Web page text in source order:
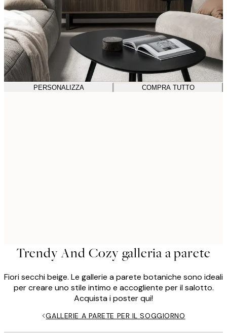
PERSONALIZZA COMPRA TUTTO
Trendy And Cozy galleria a parete
Fiori secchi beige. Le gallerie a parete botaniche sono ideali
per creare uno stile intimo e accogliente per il salotto.
Acquista i poster qui!
GALLERIE A PARETE PER IL SOGGIORNO